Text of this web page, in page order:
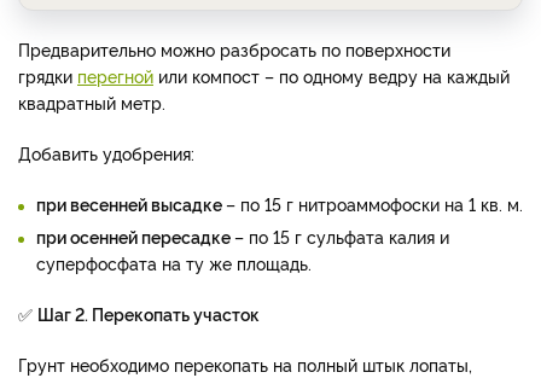
Предварительно можно разбросать по поверхности
грядки перегной или компост – по одному ведру на каждый
квадратный метр.
Добавить удобрения:
при весенней высадке– по 15 г нитроаммофоски на 1 кв. м.
при осенней пересадке– по 15 г сульфата калия и
суперфосфата на ту же площадь.
✅ Шаг 2. Перекопать участок
Грунт необходимо перекопать на полный штык лопаты,